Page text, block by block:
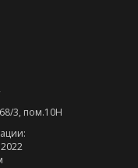
3, пом.10Н